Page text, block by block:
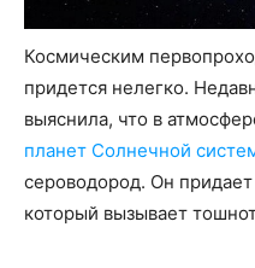
Космическим
придется нелегко.
выяснила, что в
планет Солнечной
сероводород. Он
который вызывает